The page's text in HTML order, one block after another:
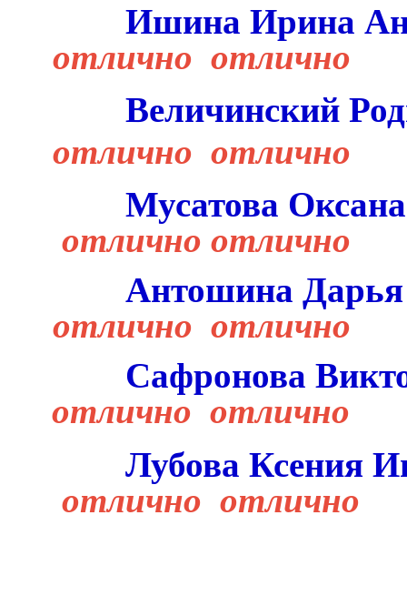
Ишина Ирина
отлично отлично
Величинский
отлично отлично
Мусатова
отлично отлично
Антошина Дарья
отлично отлично
Сафронова
отлично отлично
Лубова
отлично отлично